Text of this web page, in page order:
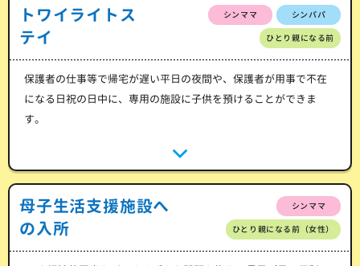
トワイライトス
テイ
シンママ シンパパ
ひとり親になる前
保護者の仕事等で帰宅が遅い平日の夜間や、保護者が用事で不在
になる日祝の日中に、専用の施設に子供を預けることができま
す。
母子生活支援施設へ
の入所
シンママ
ひとり親になる前（女性）